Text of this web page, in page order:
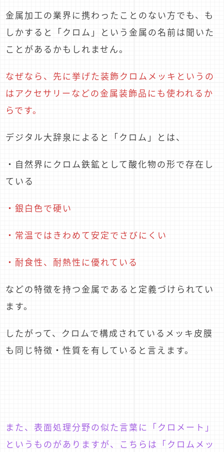
金属加工の業界に携わったことのない方でも、も
しかすると「クロム」という金属の名前は聞いた
ことがあるかもしれません。
なぜなら、先に挙げた装飾クロムメッキというの
はアクセサリーなどの金属装飾品にも使われるか
らです。
デジタル大辞泉によると「クロム」とは、
・自然界にクロム鉄鉱として酸化物の形で存在し
ている
・銀白色で硬い
・常温ではきわめて安定でさびにくい
・耐食性、耐熱性に優れている
などの特徴を持つ金属であると定義づけられてい
ます。
したがって、クロムで構成されているメッキ皮膜
も同じ特徴・性質を有していると言えます。
また、表面処理分野の似た言葉に「クロメート」
というものがありますが、こちらは「クロムメッ